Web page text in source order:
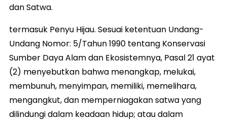
dan Satwa.
termasuk Penyu Hijau. Sesuai ketentuan Undang-
Undang Nomor: 5/Tahun 1990 tentang Konservasi
Sumber Daya Alam dan Ekosistemnya, Pasal 21 ayat
(2) menyebutkan bahwa menangkap, melukai,
membunuh, menyimpan, memiliki, memelihara,
mengangkut, dan memperniagakan satwa yang
dilindungi dalam keadaan hidup; atau dalam